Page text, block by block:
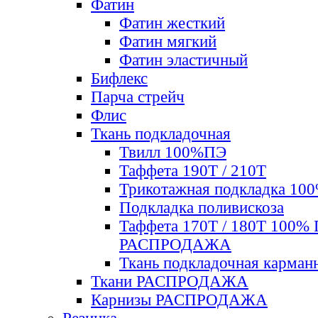
Фатин
Фатин жесткий
Фатин мягкий
Фатин элаcтичный
Бифлекс
Парча стрейч
Флис
Ткань подкладочная
Твилл 100%ПЭ
Таффета 190Т / 210Т
Трикотажная подкладка
Подкладка поливискоза
Таффета 170Т / 180Т 100%
РАСПРОДАЖА
Ткань подкладочная
Ткани РАСПРОДАЖА
Карнизы РАСПРОДАЖА